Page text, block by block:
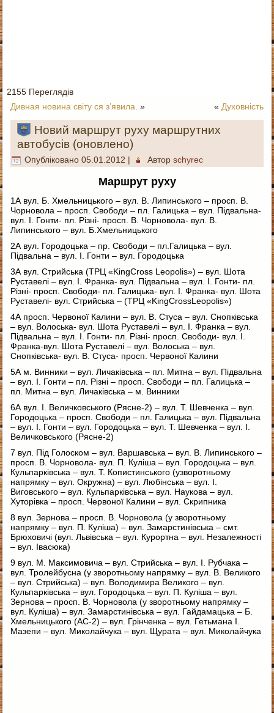
2155 Переглядів
Дивная новина світу ся з’явила. » « Духовність
Новий маршрут руху маршрутних
автобусів (оновлено)
Опубліковано 05.01.2012 | Автор schyrec
Маршрут руху
1А вул. Б. Хмельницького – вул. В. Липинського – просп. В.
Чорновола – просп. Свободи – пл. Галицька – вул. Підвальна-
вул. І. Гонти- пл. Різні- просп. В. Чорновола- вул. В.
Липинського – вул. Б.Хмельницького
2А вул. Городоцька – пр. Свободи – пл.Галицька – вул.
Підвальна – вул. І. Гонти – вул. Городоцька
3А вул. Стрийська (ТРЦ «KingCross Leopolis») – вул. Шота
Руставелі – вул. І. Франка- вул. Підвальна – вул. І. Гонти- пл.
Різні- просп. Свободи- пл. Галицька- вул. І. Франка- вул. Шота
Руставелі- вул. Стрийська – (ТРЦ «KingCrossLeopolis»)
4А просп. Червоної Калини – вул. В. Стуса – вул. Снопківська
– вул. Волоська- вул. Шота Руставелі – вул. І. Франка – вул.
Підвальна – вул. І. Гонти- пл. Різні- просп. Свободи- вул. І.
Франка-вул. Шота Руставелі – вул. Волоська – вул.
Снопківська- вул. В. Стуса- просп. Червоної Калини
5А м. Винники – вул. Личаківська – пл. Митна – вул. Підвальна
– вул. І. Гонти – пл. Різні – просп. Свободи – пл. Галицька –
пл. Митна – вул. Личаківська – м. Винники
6А вул. І. Величковського (Рясне-2) – вул. Т. Шевченка – вул.
Городоцька – просп. Свободи – пл. Галицька – вул. Підвальна
– вул. І. Гонти – вул. Городоцька – вул. Т. Шевченка – вул. І.
Величковського (Рясне-2)
7 вул. Під Голоском – вул. Варшавська – вул. В. Липинського –
просп. В. Чорновола- вул. П. Куліша – вул. Городоцька – вул.
Кульпарківська – вул. Т. Копистинського (узворотньому
напрямку – вул. Окружна) – вул. Любінська – вул. І.
Виговського – вул. Кульпарківська – вул. Наукова – вул.
Хуторівка – просп. Червоної Калини – вул. Скрипника
8 вул. Зернова – просп. В. Чорновола (у зворотньому
напрямку – вул. П. Куліша) – вул. Замарстинівська – смт.
Брюховичі (вул. Львівська – вул. Курортна – вул. Незалежності
– вул. Івасюка)
9 вул. М. Максимовича – вул. Стрийська – вул. І. Рубчака –
вул. Тролейбусна (у зворотньому напрямку – вул. В. Великого
– вул. Стрийська) – вул. Володимира Великого – вул.
Кульпарківська – вул. Городоцька – вул. П. Куліша – вул.
Зернова – просп. В. Чорновола (у зворотньому напрямку –
вул. Куліша) – вул. Замарстинівська – вул. Гайдамацька – Б.
Хмельницького (АС-2) – вул. Грінченка – вул. Гетьмана І.
Мазепи – вул. Миколайчука – вул. Щурата – вул. Миколайчука